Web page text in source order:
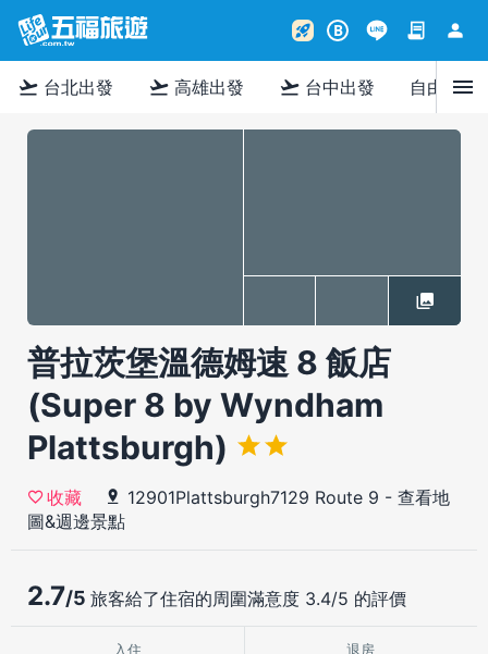
rocket_launch B contract person
flight_takeoff 台北出發 flight_takeoff 高雄出發 flight_takeoff 台中出發 自由行menu
普拉茨堡溫德姆速 8 飯店
(Super 8 by Wyndham
Plattsburgh)
收藏 12901Plattsburgh7129 Route 9 - 查看地
圖&週邊景點
2.7/5 旅客給了住宿的周圍滿意度 3.4/5 的評價
入住 退房